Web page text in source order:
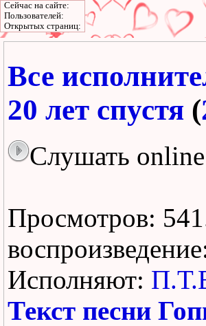
Все
20 лет спустя (
Слушать
Просмотров:
Исполняют:
Текст песни
Сейчас на сайте:
Пользователей:
Открытых страниц: